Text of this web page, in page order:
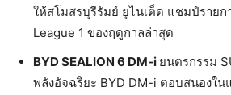
ให้สโมสรบุรีรัมย์ ยูไนเต็ด แชมป์รายก
League 1 ของฤดูกาลล่าสุด
BYD SEALION 6 DM-i ยนตรกรรม
พลังอัจฉริยะ BYD DM-i ตอบสนองใ